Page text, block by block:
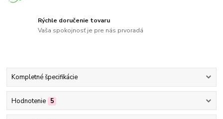
Rýchle doručenie tovaru
Vaša spokojnosť je pre nás prvoradá
Kompletné špecifikácie
Hodnotenie 5